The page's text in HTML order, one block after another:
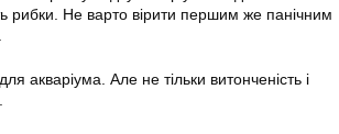
рибки. Не варто вірити першим же панічним
акваріума . Але не тільки витонченість і